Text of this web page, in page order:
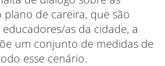
de careira, que são
as da cidade, a
um conjunto de medidas de
esse cenário.